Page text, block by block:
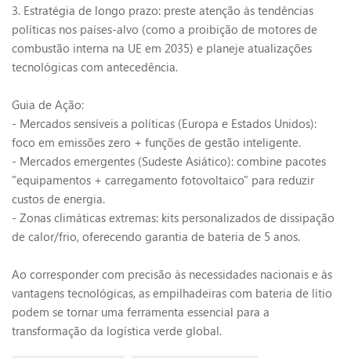
3. Estratégia de longo prazo: preste atenção às tendências
políticas nos países-alvo (como a proibição de motores de
combustão interna na UE em 2035) e planeje atualizações
tecnológicas com antecedência.
Guia de Ação:
- Mercados sensíveis a políticas (Europa e Estados Unidos):
foco em emissões zero + funções de gestão inteligente.
- Mercados emergentes (Sudeste Asiático): combine pacotes
"equipamentos + carregamento fotovoltaico" para reduzir
custos de energia.
- Zonas climáticas extremas: kits personalizados de dissipação
de calor/frio, oferecendo garantia de bateria de 5 anos.
Ao corresponder com precisão às necessidades nacionais e às
vantagens tecnológicas, as empilhadeiras com bateria de lítio
podem se tornar uma ferramenta essencial para a
transformação da logística verde global.